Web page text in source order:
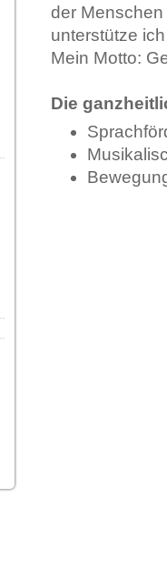
der
unterstütze
Mein Motto:
Die